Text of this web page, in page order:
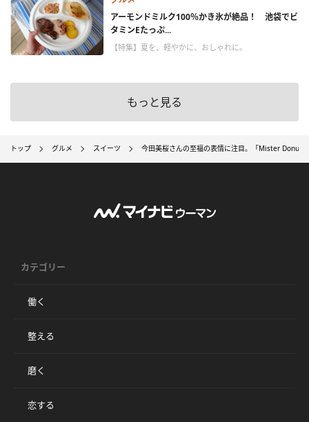
アーモンドミルク100％かき氷が絶品！ 池袋でビ
タミンEたっぷ...
【特集】夏を、軽やかに、おしゃれに。
もっと見る
トップ グルメ スイーツ 今田美桜さんの至福の表情に注目。「Mister
カテゴリー
働く
整える
磨く
恋する